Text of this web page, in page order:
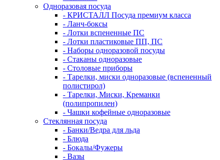
Одноразовая посуда
- КРИСТАЛЛ Посуда премиум класса
- Ланч-боксы
- Лотки вспененные ПС
- Лотки пластиковые ПП, ПС
- Наборы одноразовой посуды
- Стаканы одноразовые
- Столовые приборы
- Тарелки, миски одноразовые (вспененный
полистирол)
- Тарелки, Миски, Креманки
(полипропилен)
- Чашки кофейные одноразовые
Стеклянная посуда
- Банки/Ведра для льда
- Блюда
- Бокалы/Фужеры
- Вазы